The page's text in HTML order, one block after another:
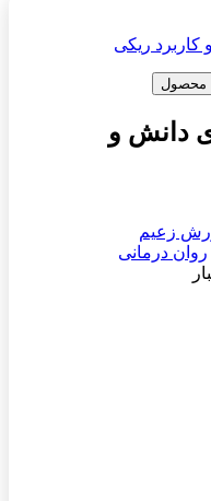
محصول
دانش و
زعیم
روان درمانی